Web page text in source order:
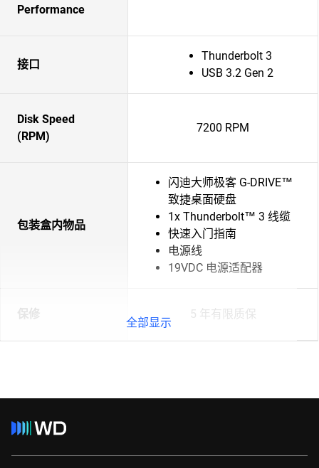
Performance
接口
Thunderbolt 3
USB 3.2 Gen 2
Disk Speed
(RPM)
7200 RPM
包装盒内物品
闪迪大师极客 G-DRIVE™
致捷桌面硬盘
1x Thunderbolt™ 3 线缆
快速入门指南
电源线
19VDC 电源适配器
保修 5 年有限质保
全部显示